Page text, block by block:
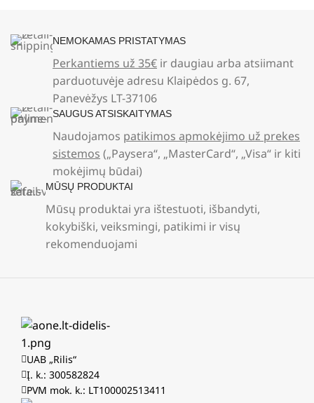
NEMOKAMAS PRISTATYMAS
Perkantiems už 35€ ir daugiau arba atsiimant
parduotuvėje adresu Klaipėdos g. 67,
Panevėžys LT-37106
SAUGUS ATSISKAITYMAS
Naudojamos patikimos apmokėjimo už prekes
sistemos („Paysera“, „MasterCard“, „Visa“ ir kiti
mokėjimų būdai)
MŪSŲ PRODUKTAI
Mūsų produktai yra ištestuoti, išbandyti,
kokybiški, veiksmingi, patikimi ir visų
rekomenduojami
UAB „Rilis“
Į. k.: 300582824
PVM mok. k.: LT100002513411